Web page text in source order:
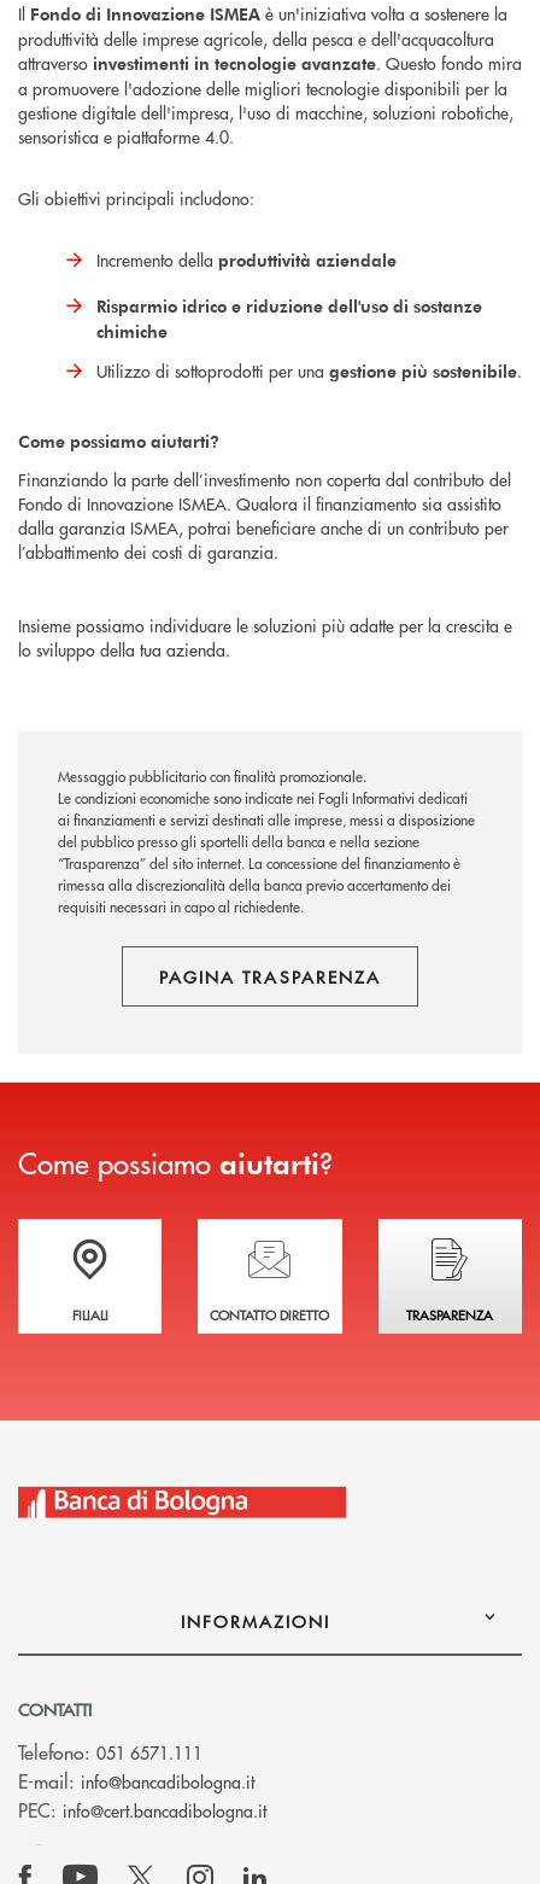
Il Fondo di Innovazione ISMEA è un'iniziativa volta a sostenere la
produttività delle imprese agricole, della pesca e dell'acquacoltura
attraverso investimenti in tecnologie avanzate. Questo fondo mira
a promuovere l'adozione delle migliori tecnologie disponibili per la
gestione digitale dell'impresa, l'uso di macchine, soluzioni robotiche,
sensoristica e piattaforme 4.0.
Gli obiettivi principali includono:
Incremento della produttività aziendale
Risparmio idrico e riduzione dell'uso di sostanze
chimiche
Utilizzo di sottoprodotti per una gestione più sostenibile.
Come possiamo aiutarti?
Finanziando la parte dell’investimento non coperta dal contributo del
Fondo di Innovazione ISMEA. Qualora il finanziamento sia assistito
dalla garanzia ISMEA, potrai beneficiare anche di un contributo per
l’abbattimento dei costi di garanzia.
Insieme possiamo individuare le soluzioni più adatte per la crescita e
lo sviluppo della tua azienda.
Messaggio pubblicitario con finalità promozionale.
Le condizioni economiche sono indicate nei Fogli Informativi dedicati
ai finanziamenti e servizi destinati alle imprese, messi a disposizione
del pubblico presso gli sportelli della banca e nella sezione
“Trasparenza” del sito internet. La concessione del finanziamento è
rimessa alla discrezionalità della banca previo accertamento dei
requisiti necessari in capo al richiedente.
PAGINA TRASPARENZA
Come possiamo aiutarti?
Trova la filiale più vicina a te
FILIALI
Hai bisogno di assistenza immediata?
CONTATTO DIRETTO
Hai bisogno di
TRASPARENZA
INFORMAZIONI
CONTATTI
Telefono: 051 6571.111
E-mail: info@bancadibologna.it(si apre l’app di posta elettronica)
PEC: info@cert.bancadibologna.it(si apre l’app di posta